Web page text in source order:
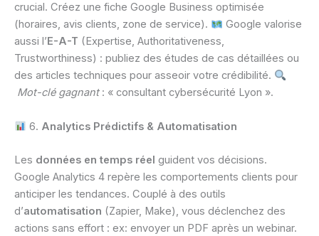
crucial. Créez une fiche Google Business optimisée
(horaires, avis clients, zone de service).
Google valorise
aussi l’ E-A-T (Expertise, Authoritativeness,
Trustworthiness) : publiez des études de cas détaillées ou
des articles techniques pour asseoir votre crédibilité.
Mot-clé gagnant: « consultant cybersécurité Lyon ».
6. Analytics Prédictifs & Automatisation
Les données en temps réel guident vos décisions.
Google Analytics 4 repère les comportements clients pour
anticiper les tendances. Couplé à des outils
d’automatisation (Zapier, Make), vous déclenchez des
actions sans effort : ex: envoyer un PDF après un webinar.